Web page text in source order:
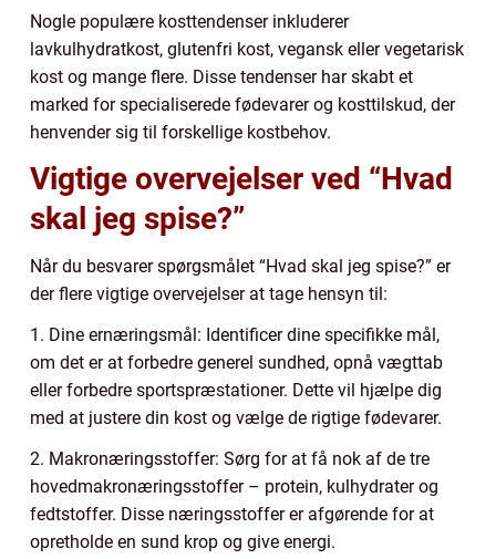
Nogle populære kosttendenser inkluderer
lavkulhydratkost, glutenfri kost, vegansk eller vegetarisk
kost og mange flere. Disse tendenser har skabt et
marked for specialiserede fødevarer og kosttilskud, der
henvender sig til forskellige kostbehov.
Vigtige overvejelser ved “Hvad
skal jeg spise?”
Når du besvarer spørgsmålet “Hvad skal jeg spise?” er
der flere vigtige overvejelser at tage hensyn til:
1. Dine ernæringsmål: Identificer dine specifikke mål,
om det er at forbedre generel sundhed, opnå vægttab
eller forbedre sportspræstationer. Dette vil hjælpe dig
med at justere din kost og vælge de rigtige fødevarer.
2. Makronæringsstoffer: Sørg for at få nok af de tre
hovedmakronæringsstoffer – protein, kulhydrater og
fedtstoffer. Disse næringsstoffer er afgørende for at
opretholde en sund krop og give energi.